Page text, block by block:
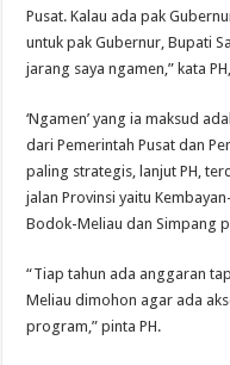
Pusat. Kalau ada pak
untuk pak Gubernur, Bupati
jarang saya ngamen,” kata
‘Ngamen’ yang ia maksud
dari Pemerintah Pusat dan
paling strategis, lanjut PH,
jalan Provinsi yaitu
Bodok-Meliau dan Simpang
“Tiap tahun ada anggaran
Meliau dimohon agar ada
program,” pinta PH.